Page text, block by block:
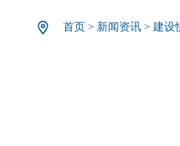
首页 > 新闻资讯 > 建设